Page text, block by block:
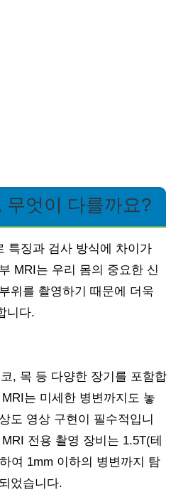
무엇이 다를까요?
특징과 검사 방식에 차이가
MRI는 우리 몸의 중요한 신
위를 촬영하기 때문에 더욱
니다.
, 목 등 다양한 장기를 포함합
는 미세한 병변까지도 놓
도 영상 구현이 필수적입니
전용 촬영 장비는 1.5T(테
여 1mm 이하의 병변까지 탐
었습니다.